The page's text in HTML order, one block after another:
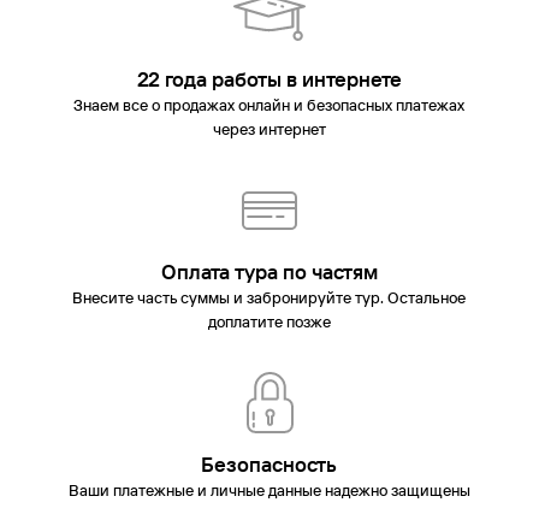
22 года работы в интернете
Знаем все о продажах онлайн и безопасных платежах
через интернет
Оплата тура по частям
Внесите часть суммы и забронируйте тур. Остальное
доплатите позже
Безопасность
Ваши платежные и личные данные надежно защищены